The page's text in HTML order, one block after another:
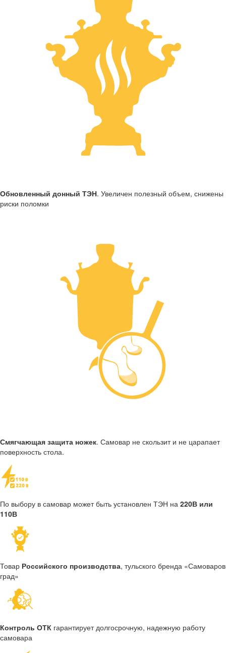
Обновленный донный ТЭН. Увеличен полезный объем, снижены
риски поломки
Смягчающая защита ножек. Самовар не скользит и не царапает
поверхность стола.
По выбору в самовар может быть установлен ТЭН на 220В или
110В
Товар Российского производства, тульского бренда «Самоваров
град»
Контроль ОТК гарантирует долгосрочную, надежную работу
самовара